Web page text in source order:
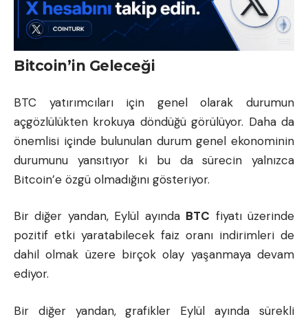
Bitcoin’in Geleceği
BTC yatırımcıları için genel olarak durumun
açgözlülükten krokuya döndüğü görülüyor. Daha da
önemlisi içinde bulunulan durum genel ekonominin
durumunu yansıtıyor ki bu da sürecin yalnızca
Bitcoin’e özgü olmadığını gösteriyor.
Bir diğer yandan, Eylül ayında BTC fiyatı üzerinde
pozitif etki yaratabilecek faiz oranı indirimleri de
dahil olmak üzere birçok olay yaşanmaya devam
ediyor.
Bir diğer yandan, grafikler Eylül ayında sürekli